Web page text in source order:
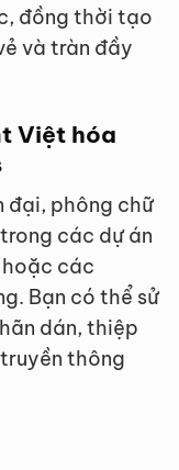
đồng thời tạo
và tràn đầy
Việt hóa
đại, phông chữ
các dự án
các
Bạn có thể sử
dán, thiệp
thông